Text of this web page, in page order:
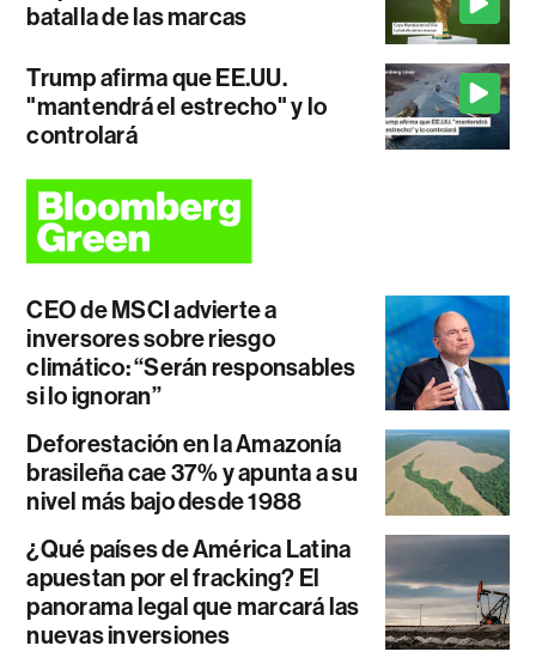
batalla de las marcas
Trump afirma que EE.UU.
"mantendrá el estrecho" y lo
controlará
CEO de MSCI advierte a
inversores sobre riesgo
climático: “Serán responsables
si lo ignoran”
Deforestación en la Amazonía
brasileña cae 37% y apunta a su
nivel más bajo desde 1988
¿Qué países de América Latina
apuestan por el fracking? El
panorama legal que marcará las
nuevas inversiones